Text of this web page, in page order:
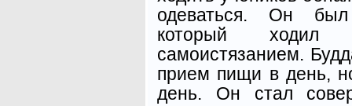
одеваться. Он был
который
самоистязанием.
прием пищи в день,
день. Он стал